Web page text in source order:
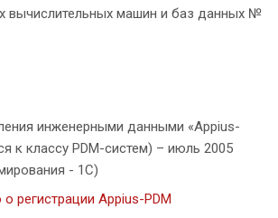
вычислительных машин и баз данных №
инженерными данными «Appius-
к классу PDM-систем) – июль 2005
- 1С)
регистрации Appius-PDM